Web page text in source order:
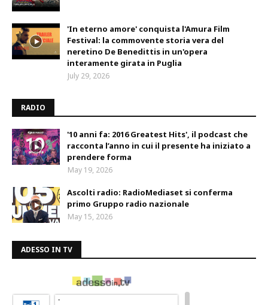
'In eterno amore' conquista l'Amura Film
Festival: la commovente storia vera del
neretino De Benedittis in un'opera
interamente girata in Puglia
July 29, 2026
RADIO
'10 anni fa: 2016 Greatest Hits', il podcast che
racconta l’anno in cui il presente ha iniziato a
prendere forma
May 19, 2026
Ascolti radio: RadioMediaset si conferma
primo Gruppo radio nazionale
May 15, 2026
ADESSO IN TV